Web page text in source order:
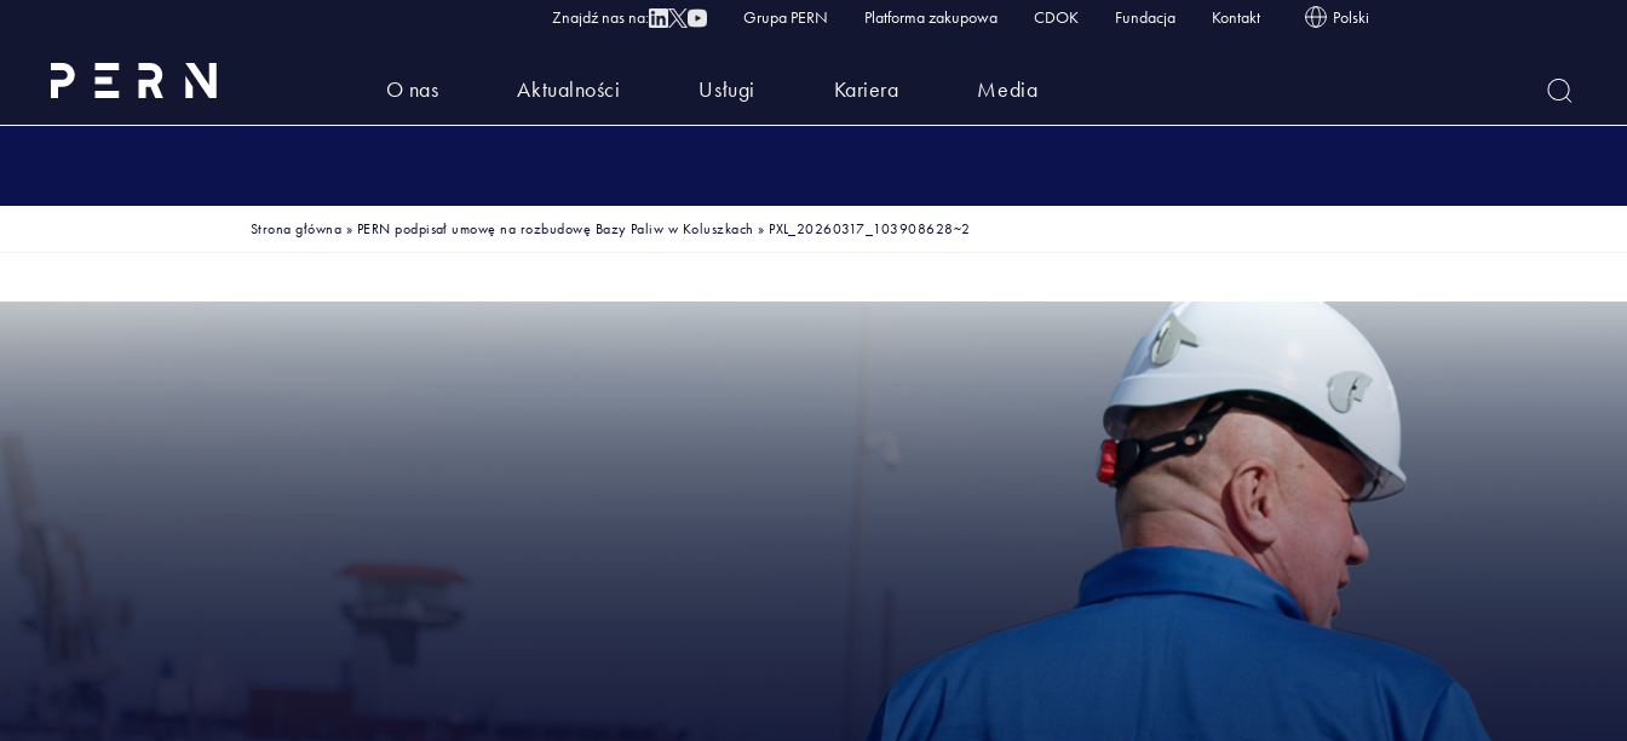
Znajdź nas na: Grupa PERN Platforma zakupowa CDOK Fundacja Kontakt Polski
O nas Aktualności Usługi Kariera Media
Strona główna » PERN podpisał umowę na rozbudowę Bazy Paliw w Koluszkach » PXL_20260317_103908628~2